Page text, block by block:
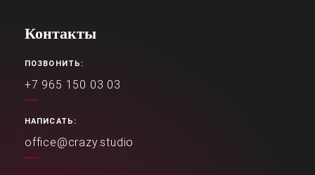
Контакты
ПОЗВОНИТЬ:
+7 965 150 03 03
НАПИСАТЬ:
office@crazy.studio